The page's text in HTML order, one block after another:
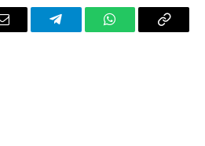
Email TelegramWhatsAppCopy